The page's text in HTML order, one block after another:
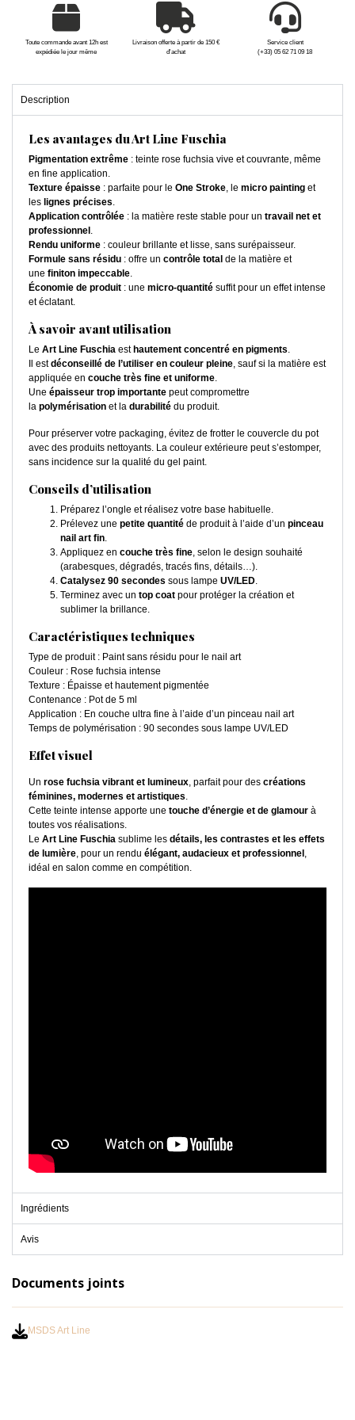
Toute commande avant 12h est
expédiée le jour même
Livraison offerte à partir de 150 €
d'achat
Service client
(+33) 05 62 71 09 18
Description
Les avantages du Art Line Fuschia
Pigmentation extrême : teinte rose fuchsia vive et couvrante, même
en fine application.
Texture épaisse : parfaite pour le One Stroke, le micro painting et
les lignes précises.
Application contrôlée : la matière reste stable pour un travail net et
professionnel.
Rendu uniforme : couleur brillante et lisse, sans surépaisseur.
Formule sans résidu : offre un contrôle total de la matière et
une finiton impeccable.
Économie de produit : une micro-quantité suffit pour un effet intense
et éclatant.
À savoir avant utilisation
Le Art Line Fuschia esthautement concentré en pigments.
Il estdéconseillé de l’utiliser en couleur pleine, sauf si la matière est
appliquée en couche très fine et uniforme.
Une épaisseur trop importante peut compromettre
la polymérisation et la durabilité du produit.
Pour préserver votre packaging, évitez de frotter le couvercle du pot
avec des produits nettoyants. La couleur extérieure peut s’estomper,
sans incidence sur la qualité du gel paint.
Conseils d’utilisation
Préparez l’ongle et réalisez votre base habituelle.
Prélevez une petite quantité de produit à l’aide d’un pinceau
nail art fin.
Appliquez en couche très fine, selon le design souhaité
(arabesques, dégradés, tracés fins, détails…).
Catalysez 90 secondes sous lampe UV/LED.
Terminez avec un top coat pour protéger la création et
sublimer la brillance.
Caractéristiques techniques
Type de produit : Paint sans résidu pour le nail art
Couleur : Rose fuchsia intense
Texture : Épaisse et hautement pigmentée
Contenance : Pot de 5 ml
Application : En couche ultra fine à l’aide d’un pinceau nail art
Temps de polymérisation : 90 secondes sous lampe UV/LED
Effet visuel
Un rose fuchsia vibrant et lumineux, parfait pour des créations
féminines, modernes et artistiques.
Cette teinte intense apporte une touche d’énergie et de glamour à
toutes vos réalisations.
Le Art Line Fuschia sublime les détails, les contrastes et les effets
de lumière, pour un rendu élégant, audacieux et professionnel,
idéal en salon comme en compétition.
Ingrédients
Avis
Documents joints
MSDS Art Line